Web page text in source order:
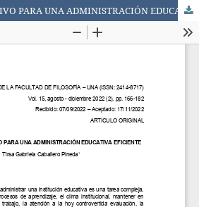
LIDERAZGO DIRECTIVO PARA UNA ADMINISTRACIÓN EDUCATIVA EFICIENTE